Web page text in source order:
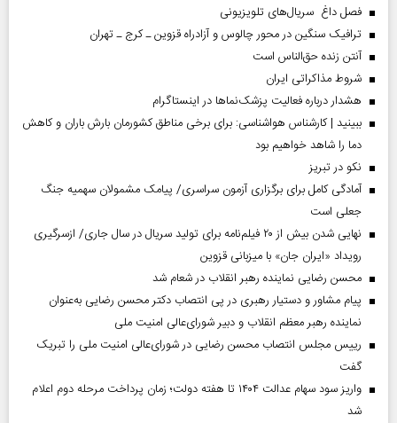
فصل داغ سریال‌های تلویزیونی
ترافیک سنگین در محور چالوس و آزادراه قزوین ـ کرج ـ تهران
آنتن زنده حق‌الناس است
شروط مذاکراتی ایران
هشدار درباره فعالیت پزشک‌نما‌ها در اینستاگرام
ببینید | کارشناس هواشناسی: برای برخی مناطق کشورمان بارش باران و کاهش
دما را شاهد خواهیم بود
نکو در تبریز
آمادگی کامل برای برگزاری آزمون سراسری/ پیامک مشمولان سهمیه جنگ
جعلی است
نهایی شدن بیش از ۲۰ فیلم‌نامه برای تولید سریال در سال جاری/ ازسرگیری
رویداد «ایران جان» با میزبانی قزوین
محسن رضایی نماینده رهبر انقلاب در شعام شد
پیام مشاور و دستیار رهبری در پی انتصاب دکتر محسن رضایی به‌عنوان
نماینده رهبر معظم انقلاب و دبیر شورای‌عالی امنیت ملی
رییس مجلس انتصاب محسن رضایی در شورای‌عالی امنیت ملی را تبریک
گفت
واریز سود سهام عدالت ۱۴۰۴ تا هفته دولت؛ زمان پرداخت مرحله دوم اعلام
شد